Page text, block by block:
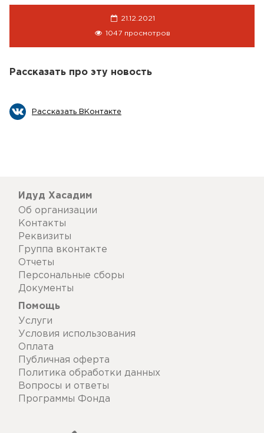
21.12.2021
1047 просмотров
Рассказать про эту новость
Рассказать ВКонтакте
Идуд Хасадим
Об организации
Контакты
Реквизиты
Группа вконтакте
Отчеты
Персональные сборы
Документы
Помощь
Услуги
Условия использования
Оплата
Публичная оферта
Политика обработки данных
Вопросы и ответы
Программы Фонда